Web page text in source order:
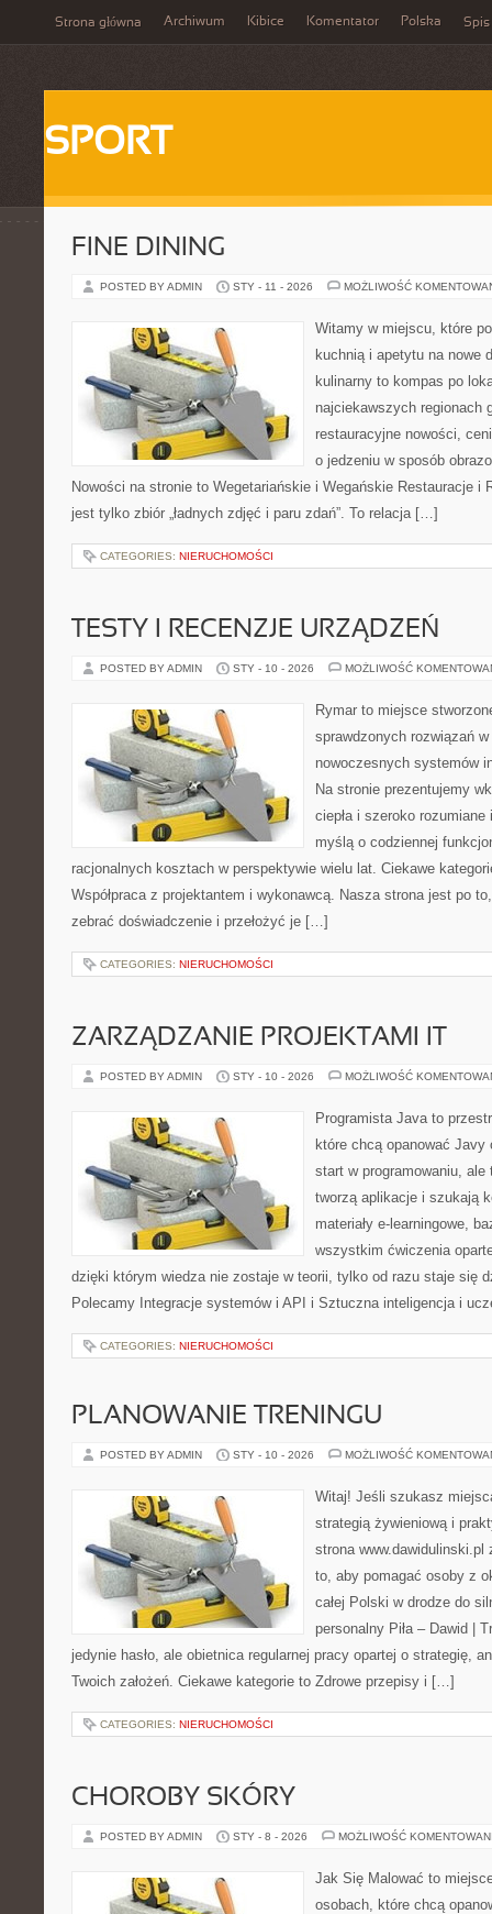
Strona główna Archiwum Kibice Komentator Polska Spis
SPORT
FINE DINING
POSTED BY ADMIN STY - 11 - 2026 MOŻLIWOŚĆ
Witamy w miejscu, które
kuchnią i apetytu na nowe
kulinarny to kompas po
najciekawszych regionach
restauracyjne nowości,
o jedzeniu w sposób
Nowości na stronie to Wegetariańskie i Wegańskie Restauracje i
jest tylko zbiór „ładnych zdjęć i paru zdań”. To relacja […]
CATEGORIES: NIERUCHOMOŚCI
TESTY I RECENZJE URZĄDZEŃ
POSTED BY ADMIN STY - 10 - 2026 MOŻLIWOŚĆ
Rymar to miejsce
sprawdzonych rozwiązań
nowoczesnych systemów
Na stronie prezentujemy
ciepła i szeroko
myślą o codziennej
racjonalnych kosztach w perspektywie wielu lat. Ciekawe
Współpraca z projektantem i wykonawcą. Nasza strona jest po
zebrać doświadczenie i przełożyć je […]
CATEGORIES: NIERUCHOMOŚCI
ZARZĄDZANIE PROJEKTAMI IT
POSTED BY ADMIN STY - 10 - 2026 MOŻLIWOŚĆ
Programista Java to
które chcą opanować
start w programowaniu,
tworzą aplikacje i szukają
materiały e-learningowe,
wszystkim ćwiczenia
dzięki którym wiedza nie zostaje w teorii, tylko od razu staje się
Polecamy Integracje systemów i API i Sztuczna inteligencja i
CATEGORIES: NIERUCHOMOŚCI
PLANOWANIE TRENINGU
POSTED BY ADMIN STY - 10 - 2026 MOŻLIWOŚĆ
Witaj! Jeśli szukasz
strategią żywieniową i
strona www.dawidulinski.pl
to, aby pomagać osoby z
całej Polski w drodze do
personalny Piła – Dawid |
jedynie hasło, ale obietnica regularnej pracy opartej o strategię,
Twoich założeń. Ciekawe kategorie to Zdrowe przepisy i […]
CATEGORIES: NIERUCHOMOŚCI
CHOROBY SKÓRY
POSTED BY ADMIN STY - 8 - 2026 MOŻLIWOŚĆ
Jak Się Malować to
osobach, które chcą